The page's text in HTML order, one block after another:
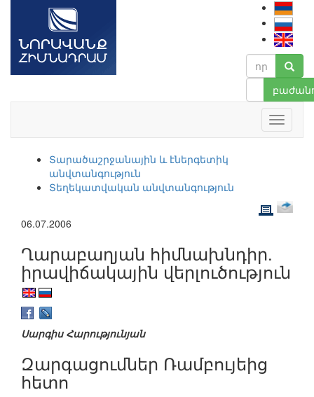
Տարածաշրջանային և էներգետիկ
անվտանգություն
Տեղեկատվական անվտանգություն
06.07.2006
Ղարաբաղյան հիմնախնդիր.
իրավիճակային վերլուծություն
Սարգիս Հարությունյան
Զարգացումներ Ռամբույեից
հետո